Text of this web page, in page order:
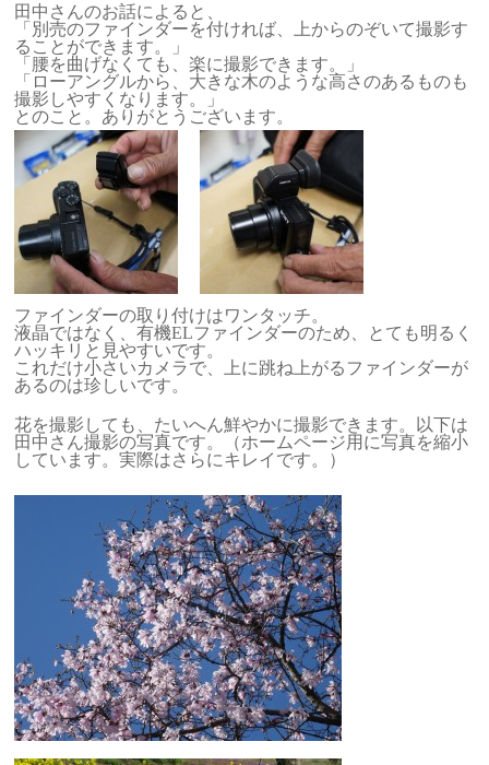
田中さんのお話によると、
「別売のファインダーを付ければ、上からのぞいて撮影す
ることができます。」
「腰を曲げなくても、楽に撮影できます。」
「ローアングルから、大きな木のような高さのあるものも
撮影しやすくなります。」
とのこと。ありがとうございます。
ファインダーの取り付けはワンタッチ。
液晶ではなく、有機ELファインダーのため、とても明るく
ハッキリと見やすいです。
これだけ小さいカメラで、上に跳ね上がるファインダーが
あるのは珍しいです。
花を撮影しても、たいへん鮮やかに撮影できます。以下は
田中さん撮影の写真です。（ホームページ用に写真を縮小
しています。実際はさらにキレイです。）